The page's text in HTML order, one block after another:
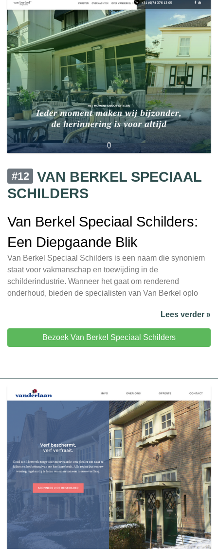
#12
VAN BERKEL SPECIAAL
SCHILDERS
Van Berkel Speciaal Schilders:
Een Diepgaande Blik
Van Berkel Speciaal Schilders is een naam die synoniem
staat voor vakmanschap en toewijding in de
schilderindustrie. Wanneer het gaat om renderend
onderhoud, bieden de specialisten van Van Berkel oplo
Lees verder »
Bezoek Van Berkel Speciaal Schilders